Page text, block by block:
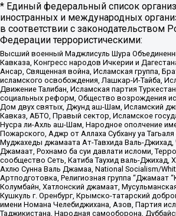
* Единый федеральный список
иностранных и международных
в соответствии с законодательством
Федерации террористическими:
Высший военный Маджлисуль Шура
Кавказа, Конгресс народов Ичкерии и
Ансар, Священная война, Исламская группа,
исламского освобождения, Лашкар-И-Тайба,
Движение Талибан, Исламская партия
социальных реформ, Общество возрождения
Дом двух святых, Джунд аш-Шам, Исламский
Кавказ, АБТО, Правый сектор, Исламское
Нусра ли-Ахль аш-Шам, Народное ополчение
Пожарского, Аджр от Аллаха Субхану уа
Муджахеды джамаата Ат-Тавхида Валь-Джихад,
Джамаат, Рохнамо ба суи давлати исломи,
сообщество Сеть, Катиба Таухид валь-Джихад,
Ахлю Сунна Валь Джамаа, National Socialism/
Артподготовка, Религиозная группа “Джамаат
Колумбайн, Хатлонский джамаат,
Кушкуль г. Оренбург, Крымско-татарский
имени Номана Челебиджихана, Азов, Партия
Таджикистана, Народная самооборона,